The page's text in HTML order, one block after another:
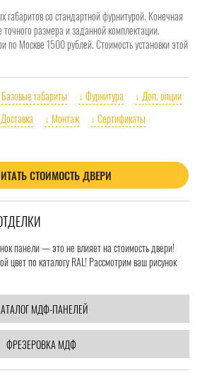
габаритов со стандартной фурнитурой. Конечная
точного размера и заданной комплектации.
по Москве 1500 рублей. Стоимость установки этой
габариты ↓ Фурнитура
↓ Доп. опции
↓ Монтаж
↓ Сертификаты
СТОИМОСТЬ ДВЕРИ
панели — это не влияет на стоимость двери!
цвет по каталогу RAL! Рассмотрим ваш рисунок
МДФ-ПАНЕЛЕЙ
ФРЕЗЕРОВКА МДФ